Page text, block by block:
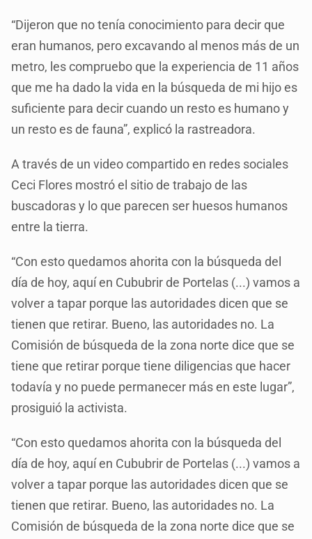
“Dijeron que no tenía conocimiento para decir que
eran humanos, pero excavando al menos más de un
metro, les compruebo que la experiencia de 11 años
que me ha dado la vida en la búsqueda de mi hijo es
suficiente para decir cuando un resto es humano y
un resto es de fauna”, explicó la rastreadora.
A través de un video compartido en redes sociales
Ceci Flores mostró el sitio de trabajo de las
buscadoras y lo que parecen ser huesos humanos
entre la tierra.
“Con esto quedamos ahorita con la búsqueda del
día de hoy, aquí en Cububrir de Portelas (...) vamos a
volver a tapar porque las autoridades dicen que se
tienen que retirar. Bueno, las autoridades no. La
Comisión de búsqueda de la zona norte dice que se
tiene que retirar porque tiene diligencias que hacer
todavía y no puede permanecer más en este lugar”,
prosiguió la activista.
“Con esto quedamos ahorita con la búsqueda del
día de hoy, aquí en Cububrir de Portelas (...) vamos a
volver a tapar porque las autoridades dicen que se
tienen que retirar. Bueno, las autoridades no. La
Comisión de búsqueda de la zona norte dice que se